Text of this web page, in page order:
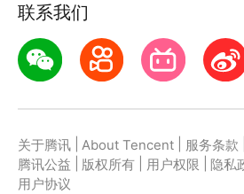
题收集举一反三，告别一错再错。
功能5：考点音频划重点
13000+考点音频，饭前饭后、上
基础薄弱有《考点手册》《一课
题挑战。手机、平板、学习机全
联系我们
关于腾讯 About Tencent 服务条款
腾讯公益
版权所有 用户权限 隐私
用户协议